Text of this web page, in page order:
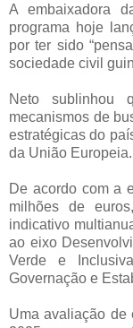
A embaixadora
programa hoje
por ter sido
sociedade civil
Neto sublinhou
mecanismos de
estratégicas do
da União Europeia.
De acordo com a
milhões de
indicativo
ao eixo
Verde e
Governação e
Uma avaliação de